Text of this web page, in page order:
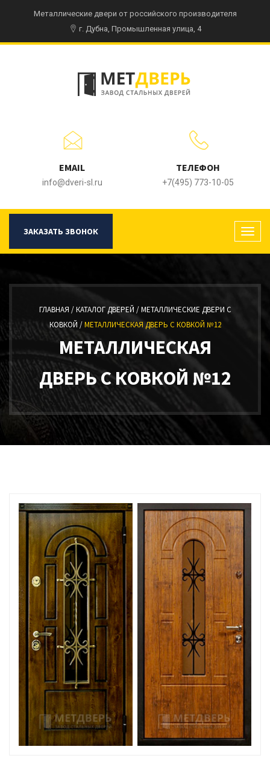
Металлические двери от российского производителя
г. Дубна, Промышленная улица, 4
EMAIL
info@dveri-sl.ru
ТЕЛЕФОН
+7(495) 773-10-05
ЗАКАЗАТЬ ЗВОНОК
ГЛАВНАЯ /КАТАЛОГ ДВЕРЕЙ /МЕТАЛЛИЧЕСКИЕ ДВЕРИ С
КОВКОЙ /МЕТАЛЛИЧЕСКАЯ ДВЕРЬ С КОВКОЙ №12
МЕТАЛЛИЧЕСКАЯ
ДВЕРЬ С КОВКОЙ №12